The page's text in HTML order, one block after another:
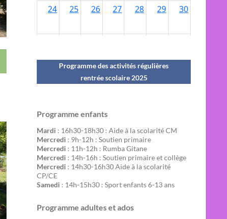
Programme des activités régulières
rentrée scolaire 2025
Programme enfants
Mardi : 16h30-18h30 : Aide à la scolarité CM
Mercredi : 9h-12h : Soutien primaire
Mercredi : 11h-12h : Rumba Gitane
Mercredi : 14h-16h : Soutien primaire et collège
Mercredi : 14h30-16h30 Aide à la scolarité
CP/CE
Samedi : 14h-15h30 : Sport enfants 6-13 ans
Programme adultes et ados